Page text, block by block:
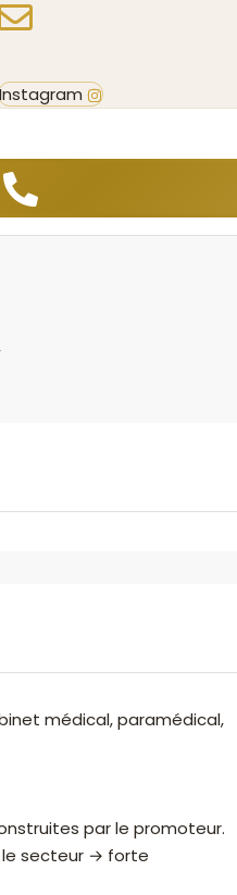
Instagram
médical, paramédical,
par le promoteur.
le secteur → forte